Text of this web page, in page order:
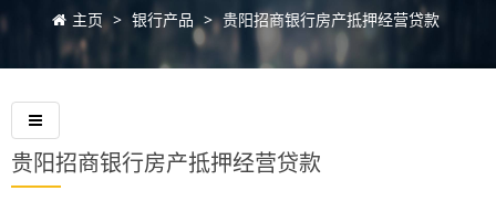
在线留言
联系我们
主页 > 银行产品 > 贵阳招商银行房产抵押经营贷款
贵阳招商银行房产抵押经营贷款